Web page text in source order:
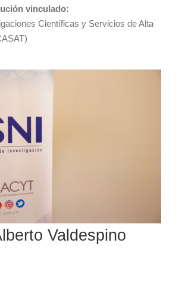
vinculado:
Científicas y Servicios de Alta
Valdespino